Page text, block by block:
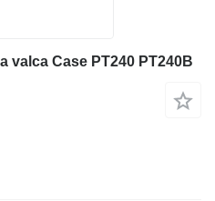
valca Case PT240 PT240B